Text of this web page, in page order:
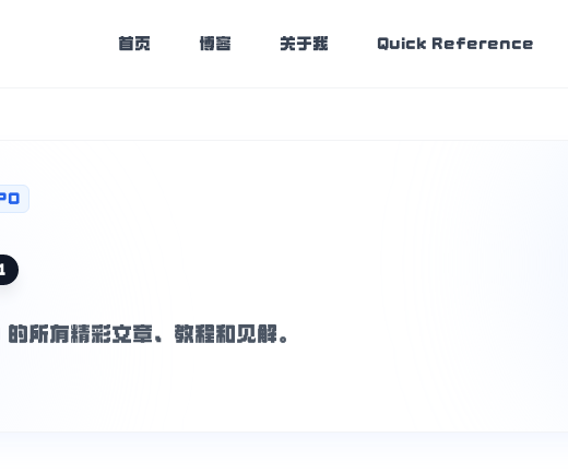
首页 博客 关于我 Quick Reference
的所有精彩文章、教程和见解。